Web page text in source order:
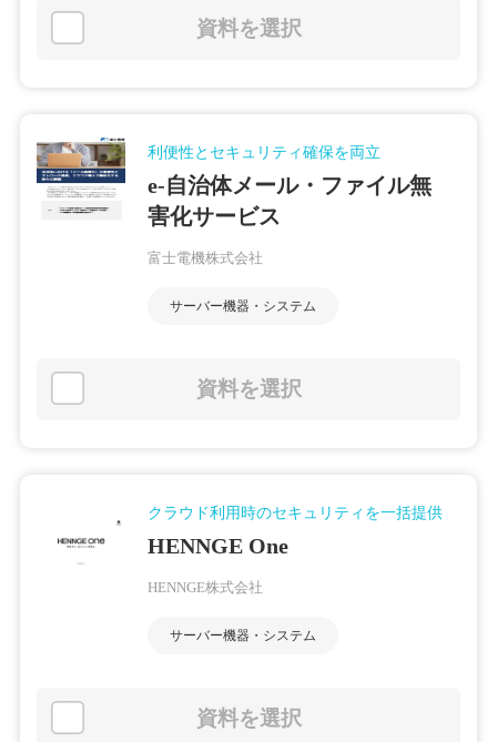
資料を選択
利便性とセキュリティ確保を両立
e-自治体メール・ファイル無
害化サービス
富士電機株式会社
サーバー機器・システム
資料を選択
クラウド利用時のセキュリティを一括提供
HENNGE One
HENNGE株式会社
サーバー機器・システム
資料を選択